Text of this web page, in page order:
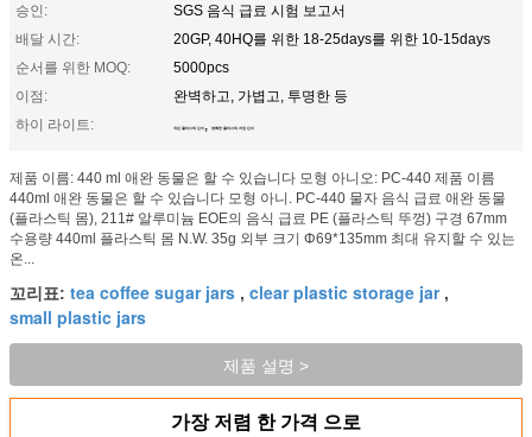
승인:
SGS 음식 급료 시험 보고서
배달 시간:
20GP, 40HQ를 위한 18-25days를 위한 10-15days
순서를 위한 MOQ:
5000pcs
이점:
완벽하고, 가볍고, 투명한 등
하이 라이트:
작은 플라스틱 단지 , 명확한 플라스틱 저장 단지
제품 이름: 440 ml 애완 동물은 할 수 있습니다 모형 아니오: PC-440 제품 이름
440ml 애완 동물은 할 수 있습니다 모형 아니. PC-440 물자 음식 급료 애완 동물
(플라스틱 몸), 211# 알루미늄 EOE의 음식 급료 PE (플라스틱 뚜껑) 구경 67mm
수용량 440ml 플라스틱 몸 N.W. 35g 외부 크기 Φ69*135mm 최대 유지할 수 있는
온...
꼬리표: tea coffee sugar jars , clear plastic storage jar,
small plastic jars
제품 설명 >
가장 저렴 한 가격 으로